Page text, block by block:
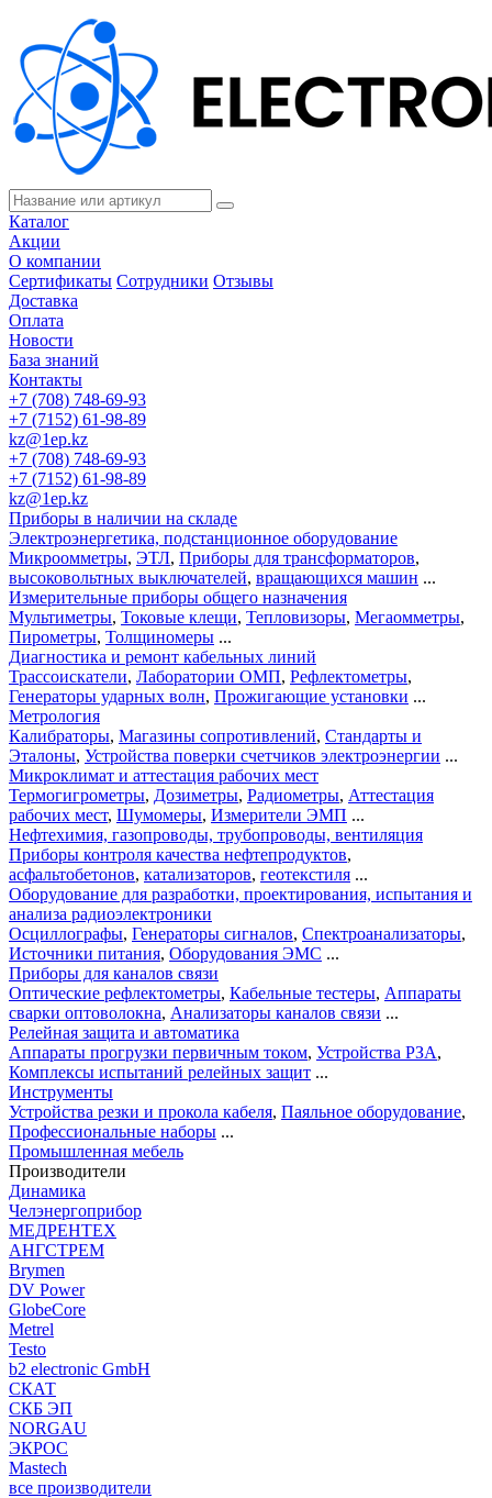
Каталог
Акции
О компании
Сертификаты Сотрудники Отзывы
Доставка
Оплата
Новости
База знаний
Контакты
+7 (708) 748-69-93
+7 (7152) 61-98-89
kz@1ep.kz
+7 (708) 748-69-93
+7 (7152) 61-98-89
kz@1ep.kz
Приборы в наличии на складе
Электроэнергетика, подстанционное оборудование
Микроомметры, ЭТЛ, Приборы для трансформаторов,
высоковольтных выключателей, вращающихся машин ...
Измерительные приборы общего назначения
Мультиметры, Токовые клещи, Тепловизоры, Мегаомметры,
Пирометры, Толщиномеры ...
Диагностика и ремонт кабельных линий
Трассоискатели, Лаборатории ОМП, Рефлектометры,
Генераторы ударных волн, Прожигающие установки ...
Метрология
Калибраторы, Магазины сопротивлений, Стандарты и
Эталоны, Устройства поверки счетчиков электроэнергии ...
Микроклимат и аттестация рабочих мест
Термогигрометры, Дозиметры, Радиометры, Аттестация
рабочих мест, Шумомеры, Измерители ЭМП ...
Нефтехимия, газопроводы, трубопроводы, вентиляция
Приборы контроля качества нефтепродуктов,
асфальтобетонов, катализаторов, геотекстиля ...
Оборудование для разработки, проектирования, испытания и
анализа радиоэлектроники
Осциллографы, Генераторы сигналов, Спектроанализаторы,
Источники питания, Оборудования ЭМС ...
Приборы для каналов связи
Оптические рефлектометры, Кабельные тестеры, Аппараты
сварки оптоволокна, Анализаторы каналов связи ...
Релейная защита и автоматика
Аппараты прогрузки первичным током, Устройства РЗА,
Комплексы испытаний релейных защит ...
Инструменты
Устройства резки и прокола кабеля, Паяльное оборудование,
Профессиональные наборы ...
Промышленная мебель
Производители
Динамика
Челэнергоприбор
МЕДРЕНТЕХ
АНГСТРЕМ
Brymen
DV Power
GlobeCore
Metrel
Testo
b2 electronic GmbH
СКАТ
СКБ ЭП
NORGAU
ЭКРОС
Mastech
все производители